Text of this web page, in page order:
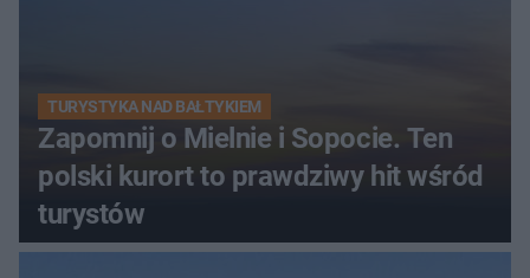
TURYSTYKA NAD BAŁTYKIEM
Zapomnij o Mielnie i Sopocie. Ten
polski kurort to prawdziwy hit wśród
turystów